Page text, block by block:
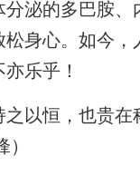
的多巴胺、
身心。如今
乐乎！
恒，也贵在